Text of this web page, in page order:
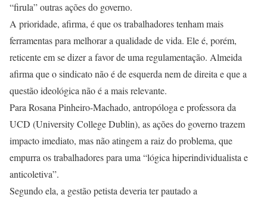
“firula” outras ações do governo.
A prioridade, afirma, é que os trabalhadores tenham mais
ferramentas para melhorar a qualidade de vida. Ele é, porém,
reticente em se dizer a favor de uma regulamentação. Almeida
afirma que o sindicato não é de esquerda nem de direita e que a
questão ideológica não é a mais relevante.
Para Rosana Pinheiro-Machado, antropóloga e professora da
UCD (University College Dublin), as ações do governo trazem
impacto imediato, mas não atingem a raiz do problema, que
empurra os trabalhadores para uma “lógica hiperindividualista e
anticoletiva”.
Segundo ela, a gestão petista deveria ter pautado a